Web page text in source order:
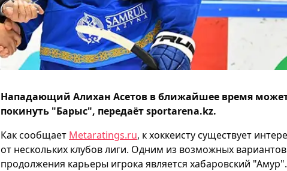
Нападающий Алихан Асетов в ближайшее время
покинуть "Барыс", передаёт sportarena.kz.
Как сообщает Metaratings.ru, к хоккеисту существует
от нескольких клубов лиги. Одним из возможных вариантов
продолжения карьеры игрока является хабаровский "Амур".